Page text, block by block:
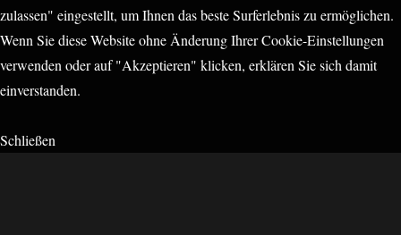
zulassen" eingestellt, um Ihnen das beste Surferlebnis zu ermöglichen.
Wenn Sie diese Website ohne Änderung Ihrer Cookie-Einstellungen
verwenden oder auf "Akzeptieren" klicken, erklären Sie sich damit
einverstanden.
Schließen